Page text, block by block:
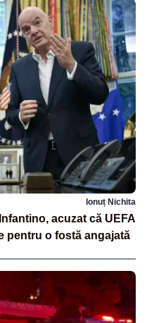
Ionuț Nichita
acuzat că UEFA
pentru o fostă angajată